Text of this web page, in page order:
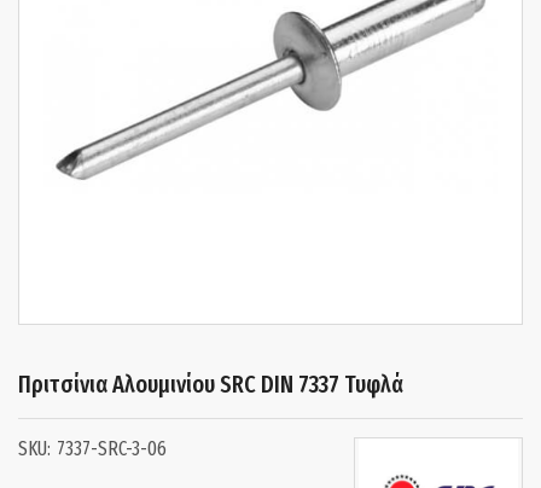
Πριτσίνια Αλουμινίου SRC DIN 7337 Τυφλά
7337-SRC-3-06